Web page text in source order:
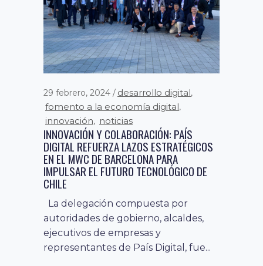
29 febrero, 2024 desarrollo digital,
fomento a la economía digital,
innovación, noticias
INNOVACIÓN Y COLABORACIÓN: PAÍS
DIGITAL REFUERZA LAZOS ESTRATÉGICOS
EN EL MWC DE BARCELONA PARA
IMPULSAR EL FUTURO TECNOLÓGICO DE
CHILE
La delegación compuesta por
autoridades de gobierno, alcaldes,
ejecutivos de empresas y
representantes de País Digital, fue...